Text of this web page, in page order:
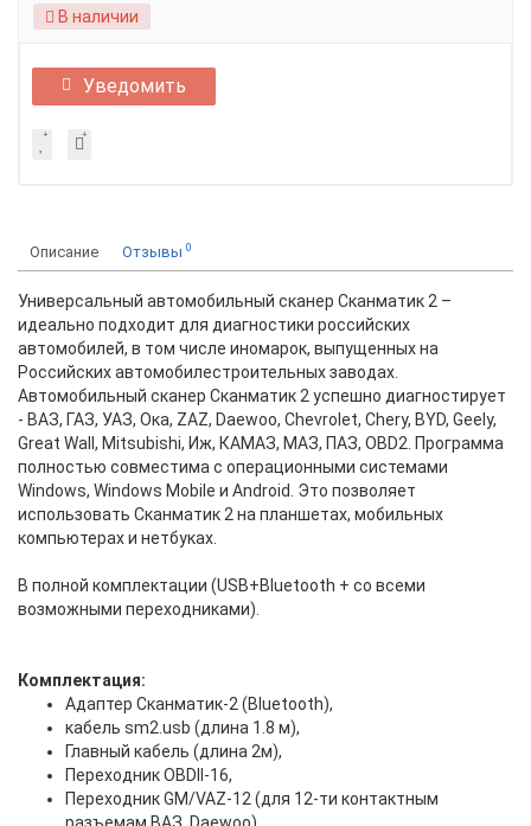
В наличии
Уведомить
Описание Отзывы 0
Универсальный автомобильный сканер Сканматик 2 –
идеально подходит для диагностики российских
автомобилей, в том числе иномарок, выпущенных на
Российских автомобилестроительных заводах.
Автомобильный сканер Сканматик 2 успешно диагностирует
- ВАЗ, ГАЗ, УАЗ, Ока, ZAZ, Daewoo, Chevrolet, Chery, BYD, Geely,
Great Wall, Mitsubishi, Иж, КАМАЗ, МАЗ, ПАЗ, OBD2. Программа
полностью совместима с операционными системами
Windows, Windows Mobile и Android. Это позволяет
использовать Сканматик 2 на планшетах, мобильных
компьютерах и нетбуках.
В полной комплектации (USB+Bluetooth + со всеми
возможными переходниками).
Комплектация:
Адаптер Сканматик-2 (Bluetooth),
кабель sm2.usb (длина 1.8 м),
Главный кабель (длина 2м),
Переходник OBDII-16,
Переходник GM/VAZ-12 (для 12-ти контактным